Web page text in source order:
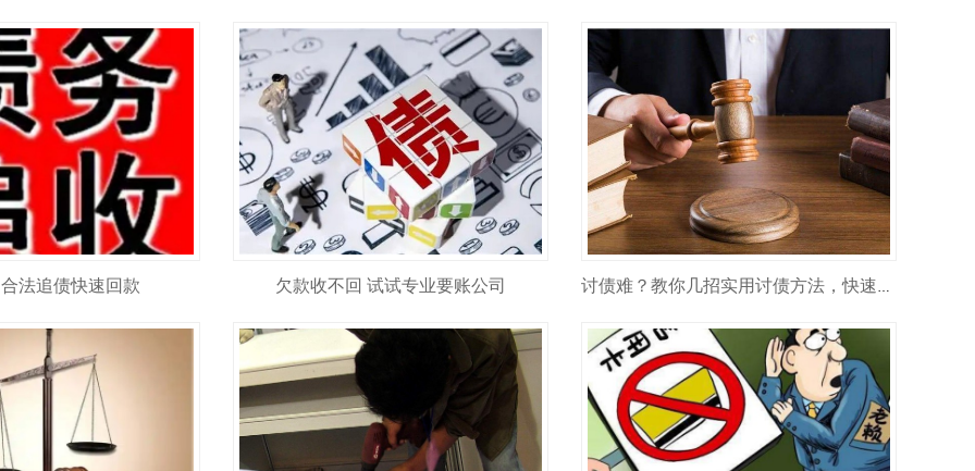
法追债快速回款 欠款收不回 试试专业要账公司 讨债难？教你几招实用讨债方法，快速追回欠款